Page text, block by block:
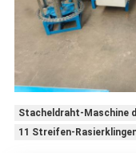
Stacheldraht-Maschine
11 Streifen-